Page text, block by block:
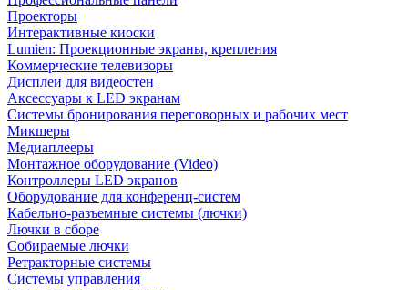
Проекторы
Интерактивные киоски
Lumien: Проекционные экраны, крепления
Коммерческие телевизоры
Дисплеи для видеостен
Аксессуары к LED экранам
Системы бронирования переговорных и рабочих мест
Микшеры
Медиаплееры
Монтажное оборудование (Video)
Контроллеры LED экранов
Оборудование для конференц-систем
Кабельно-разъемные системы (лючки)
Лючки в сборе
Собираемые лючки
Ретракторные системы
Системы управления